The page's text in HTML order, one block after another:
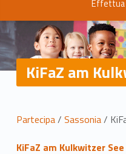
Effettua
KiFaZ am
P
o
Partecipa/ Sassonia/
KiFaZ am Kulkwitzer See